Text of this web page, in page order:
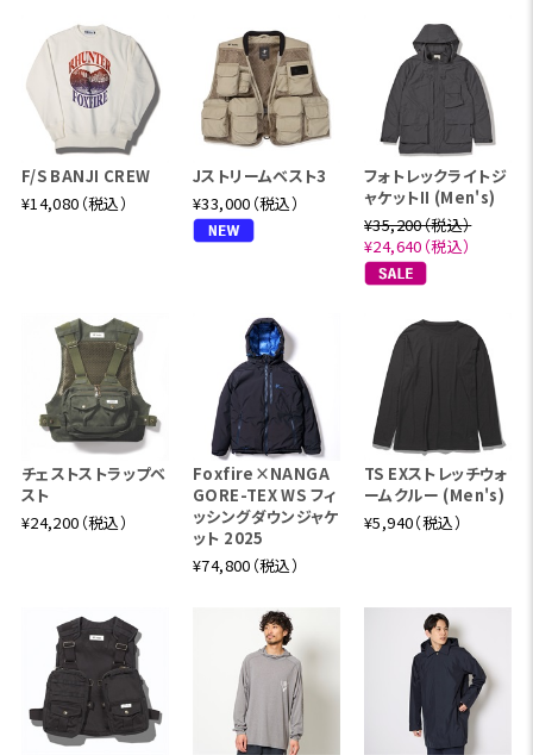
F/S BANJI CREW
¥14,080（税込）
Jストリームベスト3
¥33,000（税込）
フォトレックライトジ
ャケットII (Men's)
¥35,200（税込）
¥24,640（税込）
チェストストラップベ
スト
¥24,200（税込）
Foxfire×NANGA
GORE-TEX WS フィ
ッシングダウンジャケ
ット 2025
¥74,800（税込）
TS EXストレッチウォ
ームクルー (Men's)
¥5,940（税込）